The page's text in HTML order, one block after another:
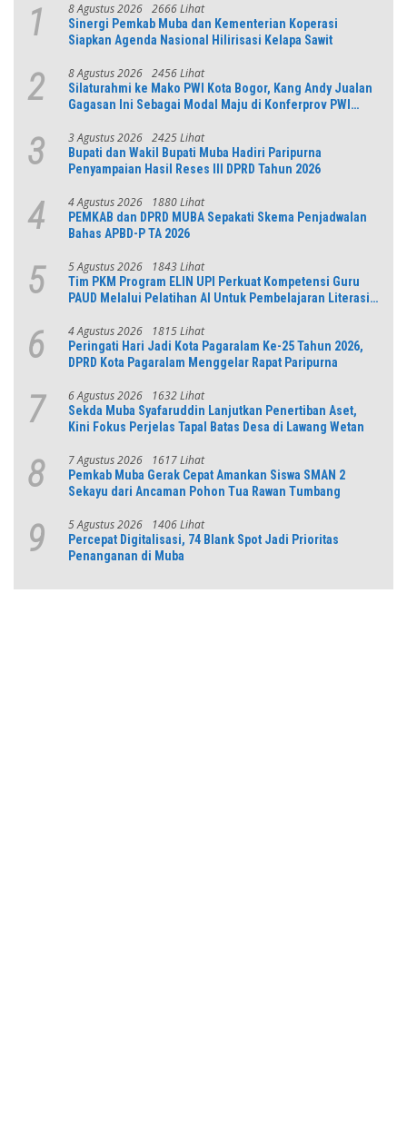
1 8 Agustus 2026 2666 Lihat
Sinergi Pemkab Muba dan Kementerian Koperasi
Siapkan Agenda Nasional Hilirisasi Kelapa Sawit
2 8 Agustus 2026 2456 Lihat
Silaturahmi ke Mako PWI Kota Bogor, Kang Andy Jualan
Gagasan Ini Sebagai Modal Maju di Konferprov PWI
3 3 Agustus 2026 2425 Lihat
Bupati dan Wakil Bupati Muba Hadiri Paripurna
Penyampaian Hasil Reses III DPRD Tahun 2026
4 4 Agustus 2026 1880 Lihat
PEMKAB dan DPRD MUBA Sepakati Skema Penjadwalan
Bahas APBD-P TA 2026
5 5 Agustus 2026 1843 Lihat
Tim PKM Program ELIN UPI Perkuat Kompetensi Guru
PAUD Melalui Pelatihan AI Untuk Pembelajaran Literasi
6 4 Agustus 2026 1815 Lihat
Peringati Hari Jadi Kota Pagaralam Ke-25 Tahun 2026,
DPRD Kota Pagaralam Menggelar Rapat Paripurna
7 6 Agustus 2026 1632 Lihat
Sekda Muba Syafaruddin Lanjutkan Penertiban Aset,
Kini Fokus Perjelas Tapal Batas Desa di Lawang Wetan
8 7 Agustus 2026 1617 Lihat
Pemkab Muba Gerak Cepat Amankan Siswa SMAN 2
Sekayu dari Ancaman Pohon Tua Rawan Tumbang
9 5 Agustus 2026 1406 Lihat
Percepat Digitalisasi, 74 Blank Spot Jadi Prioritas
Penanganan di Muba